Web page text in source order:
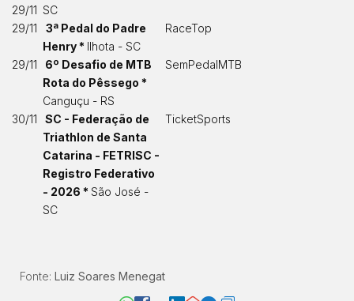
29/11 SC
29/11
3ª Pedal do Padre
Henry * Ilhota - SC
RaceTop
29/11
6º Desafio de MTB
Rota do Pêssego *
Canguçu - RS
SemPedalMTB
30/11
SC - Federação de
Triathlon de Santa
Catarina - FETRISC -
Registro Federativo
- 2026 * São José -
SC
TicketSports
Fonte: Luiz Soares Menegat